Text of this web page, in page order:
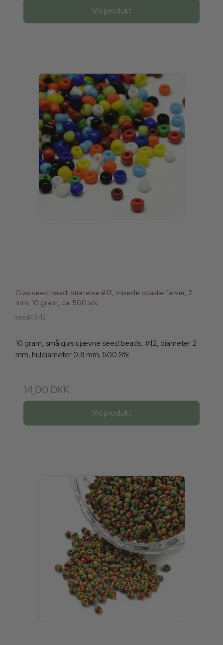
Vis produkt
Glas seed bead, størrelse #12, mixede opakke farver, 2
mm, 10 gram, ca. 500 stk
seed43-12
10 gram, små glas ujævne seed beads, #12, diameter 2
mm, huldiameter 0,8 mm, 500 Stk
14,00 DKK
Vis produkt